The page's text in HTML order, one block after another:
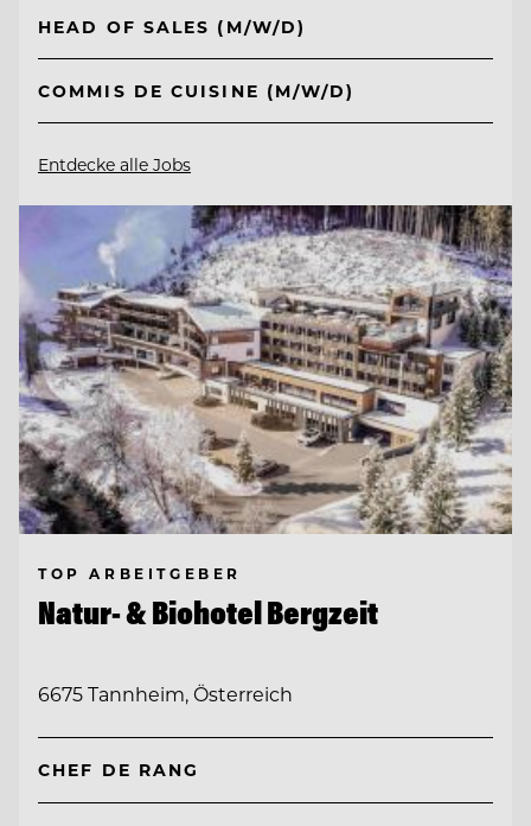
HEAD OF SALES (M/W/D)
COMMIS DE CUISINE (M/W/D)
Entdecke alle Jobs
TOP ARBEITGEBER
Natur- & Biohotel Bergzeit
6675 Tannheim, Österreich
CHEF DE RANG